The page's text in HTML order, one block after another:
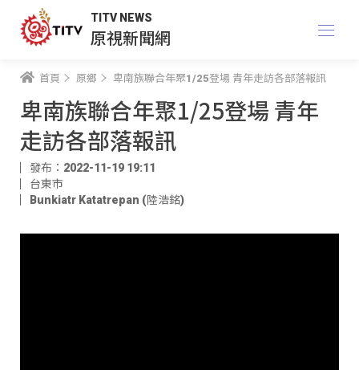
TITV NEWS
原視新聞網
首頁 原鄉 卑南族聯合年聚1/25登場 青年走訪各部落報訊
卑南族聯合年聚1/25登場 青年
走訪各部落報訊
發布：2022-11-19 19:11
台東市
Bunkiatr Katatrepan (陸浩銘)